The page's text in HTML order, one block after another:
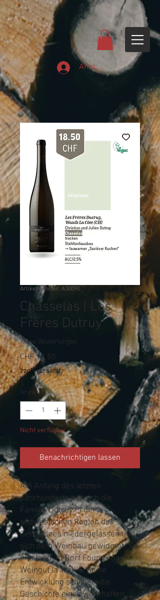
Anmelden
Artikelnummer: A30090
Chasselas | Les
Frères Dutruy
Keine Bewertungen
CHF 18.50
zzgl. Versand
Anzahl *
Nicht verfügbar
Benachrichtigen lassen
Am Anfang des letzten
Jahrhunderts hat sich die
Familie Dutruy in der
südwestlichen Region des
Genfersees niedergelassen und
sich dem Weinbau gewidmet. So
entstand im Dorf Founex das
Weingut la Treille. Seine
Entwicklung schildert die
Geschichte einer wahrhaften